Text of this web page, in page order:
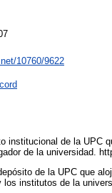
10760/9622
institucional de la UPC
de la universidad.
de la UPC que
los institutos de la